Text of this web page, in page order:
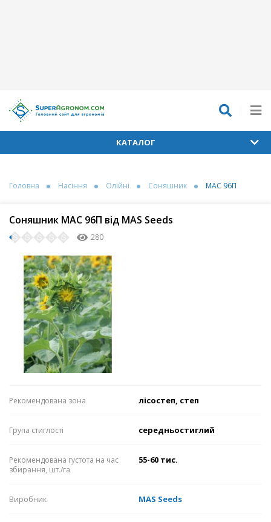
КАТАЛОГ
Головна Насіння Олійні Соняшник МАС 96П
Соняшник МАС 96П від MAS Seeds
280
Рекомендована зона лісостеп, степ
Група стиглості середньостиглий
Рекомендована густота на час
збирання, шт./га
55-60 тис.
Виробник MAS Seeds